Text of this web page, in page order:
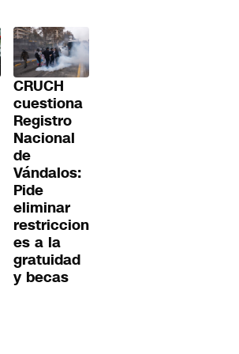
CRUCH
cuestiona
Registro
Nacional
de
Vándalos:
Pide
eliminar
restriccion
es a la
gratuidad
y becas